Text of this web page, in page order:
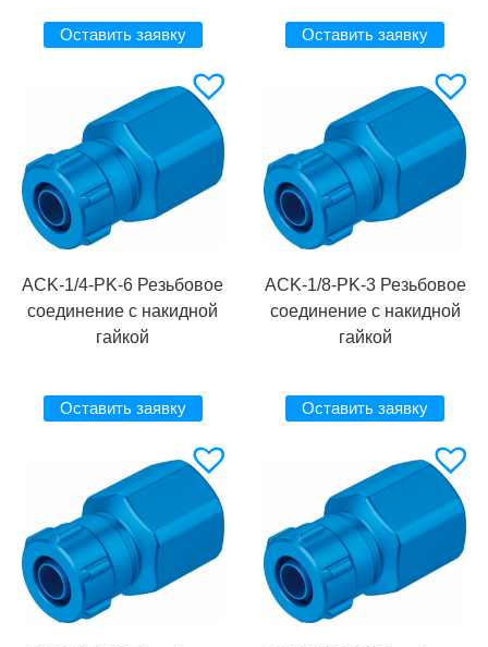
Оставить заявку Оставить заявку
ACK-1/4-PK-6 Резьбовое
соединение с накидной
гайкой
Оставить заявку
ACK-1/8-PK-3 Резьбовое
соединение с накидной
гайкой
Оставить заявку